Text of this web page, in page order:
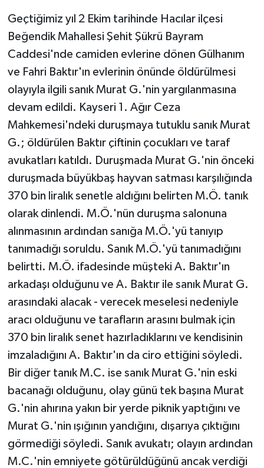
Geçtiğimiz yıl 2 Ekim tarihinde Hacılar ilçesi
Beğendik Mahallesi Şehit Şükrü Bayram
Caddesi'nde camiden evlerine dönen Gülhanım
ve Fahri Baktır'ın evlerinin önünde öldürülmesi
olayıyla ilgili sanık Murat G.'nin yargılanmasına
devam edildi. Kayseri 1. Ağır Ceza
Mahkemesi'ndeki duruşmaya tutuklu sanık Murat
G.; öldürülen Baktır çiftinin çocukları ve taraf
avukatları katıldı. Duruşmada Murat G.'nin önceki
duruşmada büyükbaş hayvan satması karşılığında
370 bin liralık senetle aldığını belirten M.Ö. tanık
olarak dinlendi. M.Ö.'nün duruşma salonuna
alınmasının ardından sanığa M.Ö.'yü tanıyıp
tanımadığı soruldu. Sanık M.Ö.'yü tanımadığını
belirtti. M.Ö. ifadesinde müşteki A. Baktır'ın
arkadaşı olduğunu ve A. Baktır ile sanık Murat G.
arasındaki alacak - verecek meselesi nedeniyle
aracı olduğunu ve tarafların arasını bulmak için
370 bin liralık senet hazırladıklarını ve kendisinin
imzaladığını A. Baktır'ın da ciro ettiğini söyledi.
Bir diğer tanık M.C. ise sanık Murat G.'nin eski
bacanağı olduğunu, olay günü tek başına Murat
G.'nin ahırına yakın bir yerde piknik yaptığını ve
Murat G.'nin ışığının yandığını, dışarıya çıktığını
görmediği söyledi. Sanık avukatı; olayın ardından
M.C.'nin emniyete götürüldüğünü ancak verdiği